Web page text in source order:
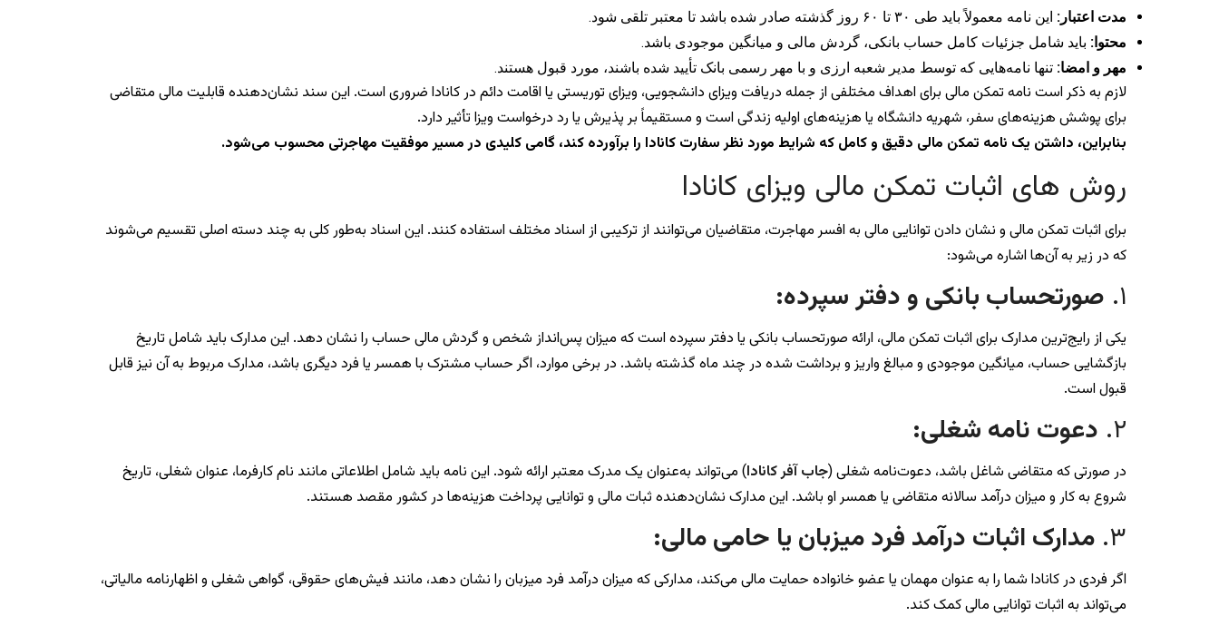
مدت اعتبار: این نامه معمولاً باید طی ۳۰ تا ۶۰ روز گذشته صادر شده باشد تا معتبر تلقی شود.
محتوا: باید شامل جزئیات کامل حساب بانکی، گردش مالی و میانگین موجودی باشد.
مهر و امضا: تنها نامه‌هایی که توسط مدیر شعبه ارزی و با مهر رسمی بانک تأیید شده باشند، مورد قبول هستند.
لازم به ذکر است نامه تمکن مالی برای اهداف مختلفی از جمله دریافت ویزای دانشجویی، ویزای توریستی یا اقامت دائم در کانادا ضروری است. این سند نشان‌دهنده قابلیت مالی متقاضی
برای پوشش هزینه‌های سفر، شهریه دانشگاه یا هزینه‌های اولیه زندگی است و مستقیماً بر پذیرش یا رد درخواست ویزا تأثیر دارد.
بنابراین، داشتن یک نامه تمکن مالی دقیق و کامل که شرایط مورد نظر سفارت کانادا را برآورده کند، گامی کلیدی در مسیر موفقیت مهاجرتی محسوب می‌شود.
روش های اثبات تمکن مالی ویزای کانادا
برای اثبات تمکن مالی و نشان دادن توانایی مالی به افسر مهاجرت، متقاضیان می‌توانند از ترکیبی از اسناد مختلف استفاده کنند. این اسناد به‌طور کلی به چند دسته اصلی تقسیم می‌شوند
که در زیر به آن‌ها اشاره می‌شود:
۱. صورتحساب بانکی و دفتر سپرده:
یکی از رایج‌ترین مدارک برای اثبات تمکن مالی، ارائه صورتحساب بانکی یا دفتر سپرده‌ است که میزان پس‌انداز شخص و گردش مالی حساب را نشان دهد. این مدارک باید شامل تاریخ
بازگشایی حساب، میانگین موجودی و مبالغ واریز و برداشت شده در چند ماه گذشته باشد. در برخی موارد، اگر حساب مشترک با همسر یا فرد دیگری باشد، مدارک مربوط به آن نیز قابل
قبول است.
۲. دعوت نامه شغلی:
در صورتی که متقاضی شاغل باشد، دعوت‌نامه شغلی (جاب آفر کانادا) می‌تواند به‌عنوان یک مدرک معتبر ارائه شود. این نامه باید شامل اطلاعاتی مانند نام کارفرما، عنوان شغلی، تاریخ
شروع به کار و میزان درآمد سالانه متقاضی یا همسر او باشد. این مدارک نشان‌دهنده ثبات مالی و توانایی پرداخت هزینه‌ها در کشور مقصد هستند.
۳. مدارک اثبات درآمد فرد میزبان یا حامی مالی:
اگر فردی در کانادا شما را به عنوان مهمان یا عضو خانواده حمایت مالی می‌کند، مدارکی که میزان درآمد فرد میزبان را نشان دهد، مانند فیش‌های حقوقی، گواهی شغلی و اظهارنامه مالیاتی،
می‌تواند به اثبات توانایی مالی کمک کند.